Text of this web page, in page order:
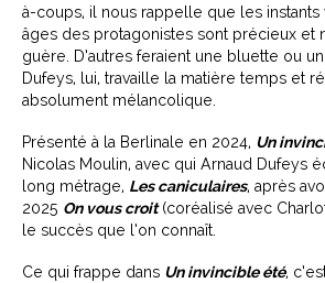
à-coups, il nous rappelle que les instants
âges des protagonistes sont précieux et
guère. D’autres feraient une bluette ou
Dufeys, lui, travaille la matière temps et
absolument mélancolique.
Présenté à la Berlinale en 2024, Un
Nicolas Moulin, avec qui Arnaud Dufeys
long métrage, Les caniculaires, après
2025 On vous croit(coréalisé avec
le succès que l’on connaît.
Ce qui frappe dans Un invincible été,